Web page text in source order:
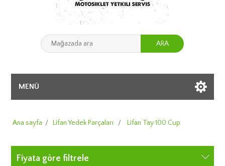
ARA
MENÜ
Ana sayfa / Lifan Yedek Parçaları / Lifan Tay 100 Cup
Fiyata göre filtrele